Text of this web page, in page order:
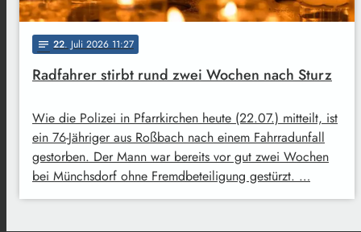
notes 22. Juli 2026 11:27
Radfahrer stirbt rund zwei Wochen nach Sturz
Wie die Polizei in Pfarrkirchen heute (22.07.) mitteilt, ist
ein 76-Jähriger aus Roßbach nach einem Fahrradunfall
gestorben. Der Mann war bereits vor gut zwei Wochen
bei Münchsdorf ohne Fremdbeteiligung gestürzt. …